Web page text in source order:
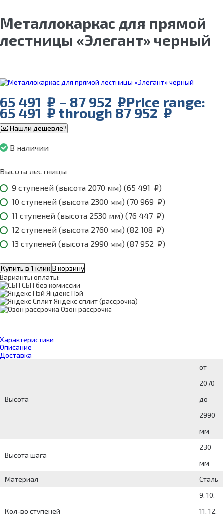
Металлокаркас для прямой
лестницы «Элегант» черный
65 491 ₽ – 87 952 ₽Price range:
65 491 ₽ through 87 952 ₽
Нашли дешевле?
В наличии
Высота лестницы
9 ступеней (высота 2070 мм) (65 491 ₽)
10 ступеней (высота 2300 мм) (70 969 ₽)
11 ступеней (высота 2530 мм) (76 447 ₽)
12 ступеней (высота 2760 мм) (82 108 ₽)
13 ступеней (высота 2990 мм) (87 952 ₽)
Купить в 1 клик В корзину
Варианты оплаты:
СБП без комиссии
Яндекс Пэй
Яндекс сплит (рассрочка)
Озон рассрочка
Характеристики
Описание
Доставка
Высота
от
2070
до
2990
мм
Высота шага
230
мм
Материал
Сталь
Кол-во ступеней
9, 10,
11, 12,